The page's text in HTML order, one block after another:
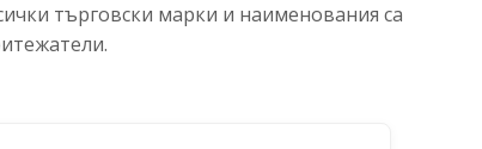
търговски марки и наименования са